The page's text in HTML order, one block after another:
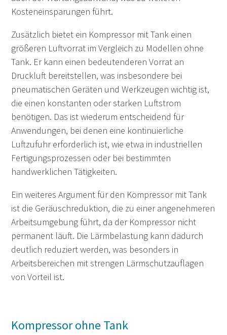
Kosteneinsparungen führt.
Zusätzlich bietet ein Kompressor mit Tank einen
größeren Luftvorrat im Vergleich zu Modellen ohne
Tank. Er kann einen bedeutenderen Vorrat an
Druckluft bereitstellen, was insbesondere bei
pneumatischen Geräten und Werkzeugen wichtig ist,
die einen konstanten oder starken Luftstrom
benötigen. Das ist wiederum entscheidend für
Anwendungen, bei denen eine kontinuierliche
Luftzufuhr erforderlich ist, wie etwa in industriellen
Fertigungsprozessen oder bei bestimmten
handwerklichen Tätigkeiten.
Ein weiteres Argument für den Kompressor mit Tank
ist die Geräuschreduktion, die zu einer angenehmeren
Arbeitsumgebung führt, da der Kompressor nicht
permanent läuft. Die Lärmbelastung kann dadurch
deutlich reduziert werden, was besonders in
Arbeitsbereichen mit strengen Lärmschutzauflagen
von Vorteil ist.
Kompressor ohne Tank